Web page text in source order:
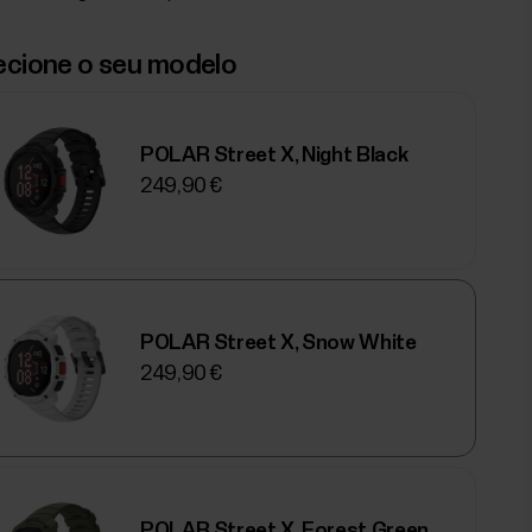
o seu modelo
POLAR Street X, Night Black
249,90 €
POLAR Street X, Snow White
249,90 €